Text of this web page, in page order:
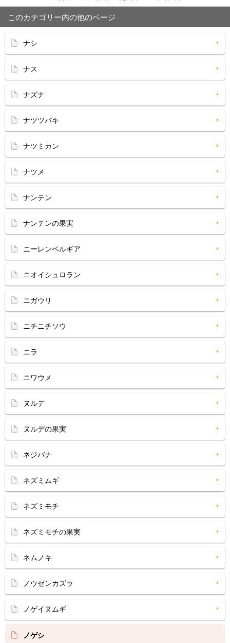
このカテゴリー内の他のページ
ナシ
ナス
ナズナ
ナツツバキ
ナツミカン
ナツメ
ナンテン
ナンテンの果実
ニーレンベルギア
ニオイシュロラン
ニガウリ
ニチニチソウ
ニラ
ニワウメ
ヌルデ
ヌルデの果実
ネジバナ
ネズミムギ
ネズミモチ
ネズミモチの果実
ネムノキ
ノウゼンカズラ
ノゲイヌムギ
ノゲシ